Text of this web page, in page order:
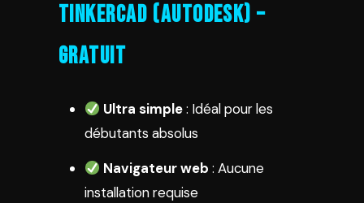
TinkerCAD (Autodesk) –
Gratuit
Ultra simple: Idéal pour les
débutants absolus
Navigateur web : Aucune
installation requise